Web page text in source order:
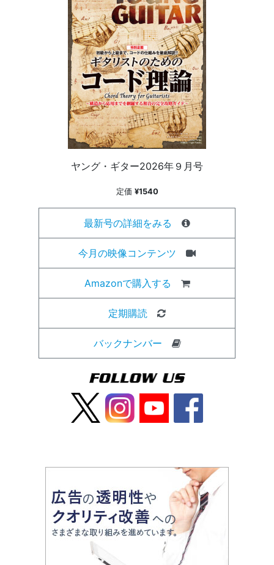
ヤング・ギター2026年９月号
定価 ¥1540
最新号の詳細をみる
今月の映像コンテンツ
Amazonで購入する
定期購読
バックナンバー